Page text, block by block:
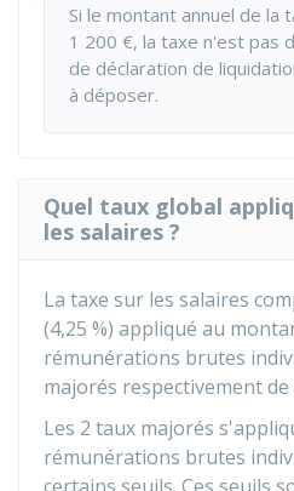
Si le montant annuel de la
1 200 €, la taxe n'est pas
de déclaration de
à déposer.
Quel taux global
les salaires ?
La taxe sur les salaires
(4,25 %) appliqué au
rémunérations brutes
majorés respectivement de
Les 2 taux majorés
rémunérations brutes